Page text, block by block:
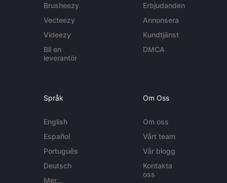
Brusheezy
Vecteezy
Videezy
Bli en
leverantör
Erbjudanden
Annonsera
Kundtjänst
DMCA
Språk
English
Español
Português
Deutsch
Mer...
Om Oss
Om oss
Vårt team
Vår blogg
Kontakta
oss